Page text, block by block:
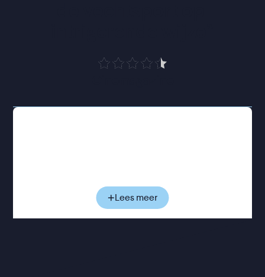
De jonge bokser Camille woont op een prestigieus
boksen, nu ervaart hij vooral twijfel en angst. Binnen
de hechte groep boksers is voor die emoties
nauwelijks ruimte: kwetsbaarheid geldt er als
Lees meer